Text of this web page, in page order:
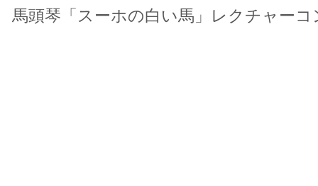
馬頭琴「スーホの白い馬」レクチャー